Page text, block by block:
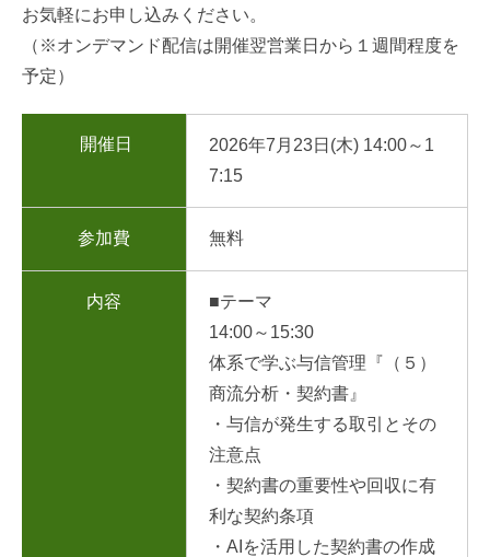
お気軽にお申し込みください。
（※オンデマンド配信は開催翌営業日から１週間程度を
予定）
開催日
2026年7月23日(木) 14:00～1
7:15
参加費 無料
内容
■テーマ
14:00～15:30
体系で学ぶ与信管理『（５）
商流分析・契約書』
・与信が発生する取引とその
注意点
・契約書の重要性や回収に有
利な契約条項
・AIを活用した契約書の作成